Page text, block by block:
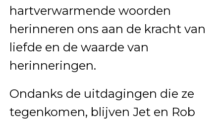
hartverwarmende woorden
herinneren ons aan de kracht van
liefde en de waarde van
herinneringen.
Ondanks de uitdagingen die ze
tegenkomen, blijven Jet en Rob